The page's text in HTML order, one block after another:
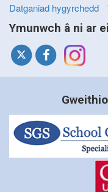
Datganiad hygyrchedd
Ymunwch â ni ar